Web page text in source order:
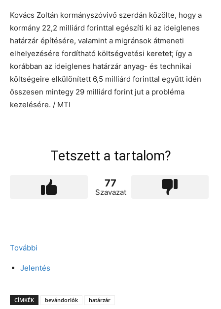
Kovács Zoltán kormányszóvivő szerdán közölte, hogy a
kormány 22,2 milliárd forinttal egészíti ki az ideiglenes
határzár építésére, valamint a migránsok átmeneti
elhelyezésére fordítható költségvetési keretet; így a
korábban az ideiglenes határzár anyag- és technikai
költségeire elkülönített 6,5 milliárd forinttal együtt idén
összesen mintegy 29 milliárd forint jut a probléma
kezelésére. / MTI
Tetszett a tartalom?
77
Szavazat
További
Jelentés
CÍMKÉK bevándorlók határzár